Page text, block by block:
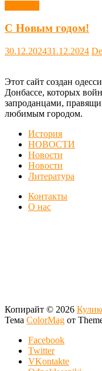
С Новым годом!
30.12.202431.12.2024
Этот сайт создан
Донбассе, которых
запроданцами,
любимым городом.
История
НОВОСТИ
Новости
Новости
Литература
Контакты
О нас
Копирайт © 2026
Тема ColorMag от
Facebook
Twitter
VKontakte